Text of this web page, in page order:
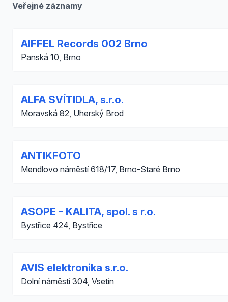
Veřejné záznamy
AIFFEL Records 002 Brno
Panská 10, Brno
ALFA SVÍTIDLA, s.r.o.
Moravská 82, Uherský Brod
ANTIKFOTO
Mendlovo náměstí 618/17, Brno-Staré Brno
ASOPE - KALITA, spol. s r.o.
Bystřice 424, Bystřice
AVIS elektronika s.r.o.
Dolní náměstí 304, Vsetín